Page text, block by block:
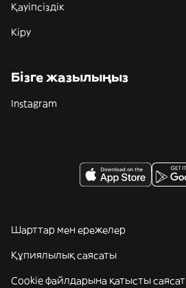
Қауіпсіздік
Кіру
Бізге жазылыңыз
Instagram
Шарттар мен ережелер
Құпиялылық саясаты
Cookie файлдарына қатысты саясат